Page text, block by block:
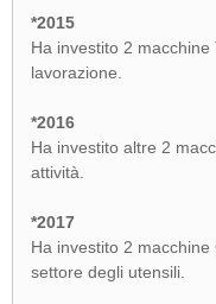
*2015
Ha investito 2
lavorazione.
*2016
Ha investito altre 2
attività.
*2017
Ha investito 2
settore degli utensili.